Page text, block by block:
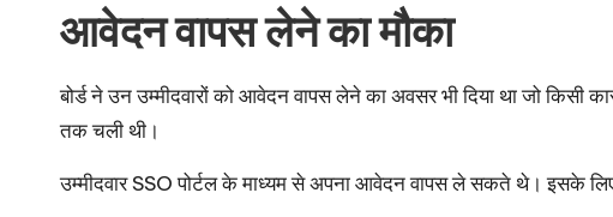
आवेदन वापस लेने का मौका
बोर्ड ने उन उम्मीदवारों को आवेदन वापस लेने का अवसर भी दिया था जो किसी
तक चली थी।
उम्मीदवार SSO पोर्टल के माध्यम से अपना आवेदन वापस ले सकते थे। इसके